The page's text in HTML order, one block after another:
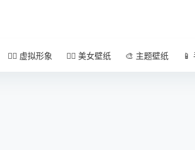
🧚‍♀️ 虚拟形象 🧜‍♀️ 美女壁纸 🎨 主题壁纸 📱